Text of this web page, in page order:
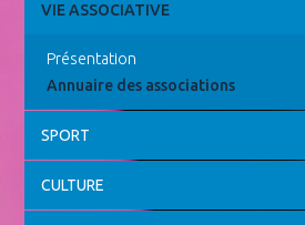
VIE ASSOCIATIVE
Présentation
Annuaire des associations
SPORT
CULTURE